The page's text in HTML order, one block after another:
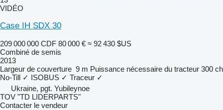
VIDÉO
Case IH SDX 30
209 000 000 CDF 80 000 € ≈ 92 430 $US
Combiné de semis
2013
Largeur de couverture 9 m Puissance nécessaire du tracteur 300 ch
No-Till ✓ ISOBUS ✓ Traceur ✓
Ukraine, pgt. Yubileynoe
TOV "TD LIDERPARTS"
Contacter le vendeur